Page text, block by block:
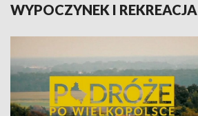
WYPOCZYNEK I REKREACJA